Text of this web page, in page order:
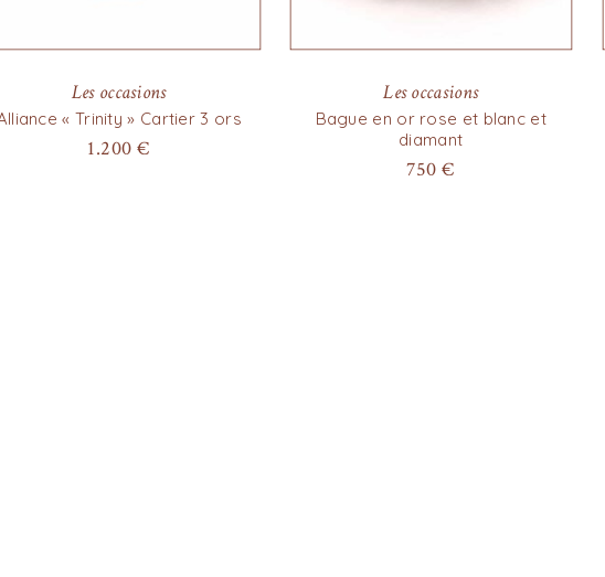
Les occasions
« Trinity » Cartier 3 ors
1.200 €
Les occasions
Bague en or rose et blanc et
diamant
750 €